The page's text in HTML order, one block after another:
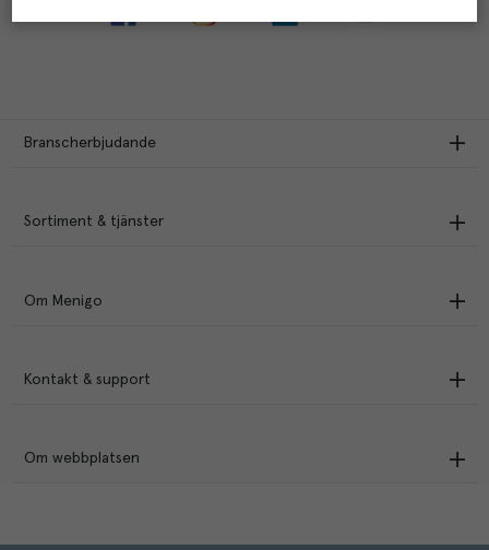
Branscherbjudande
Sortiment & tjänster
Om Menigo
Kontakt & support
Om webbplatsen